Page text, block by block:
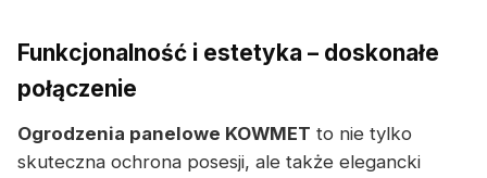
Funkcjonalność i estetyka – doskonałe
połączenie
Ogrodzenia panelowe KOWMET to nie tylko
skuteczna ochrona posesji, ale także elegancki